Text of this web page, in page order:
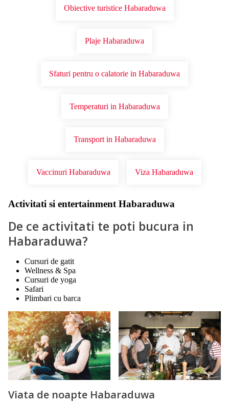
Obiective turistice Habaraduwa
Plaje Habaraduwa
Sfaturi pentru o calatorie in Habaraduwa
Temperaturi in Habaraduwa
Transport in Habaraduwa
Vaccinuri Habaraduwa Viza Habaraduwa
Activitati si entertainment Habaraduwa
De ce activitati te poti bucura in
Habaraduwa?
Cursuri de gatit
Wellness & Spa
Cursuri de yoga
Safari
Plimbari cu barca
Viata de noapte Habaraduwa